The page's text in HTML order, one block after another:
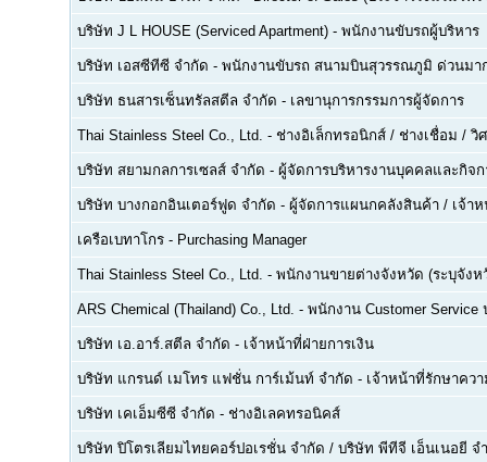
บริษัท J L HOUSE (Serviced Apartment) - พนักงานขับรถผู้บริหาร
บริษัท เอสซีทีซี จำกัด - พนักงานขับรถ สนามบินสุวรรณภูมิ ด่วนมา
บริษัท ธนสารเซ็นทรัลสตีล จำกัด - เลขานุการกรรมการผู้จัดการ
Thai Stainless Steel Co., Ltd. - ช่างอิเล็กทรอนิกส์ / ช่างเชื่อม / วิ
บริษัท สยามกลการเซลส์ จำกัด - ผู้จัดการบริหารงานบุคคลและกิจก
บริษัท บางกอกอินเตอร์ฟูด จำกัด - ผู้จัดการแผนกคลังสินค้า / เจ้า
เครือเบทาโกร - Purchasing Manager
Thai Stainless Steel Co., Ltd. - พนักงานขายต่างจังหวัด (ระบุจังห
ARS Chemical (Thailand) Co., Ltd. - พนักงาน Customer Service
บริษัท เอ.อาร์.สตีล จำกัด - เจ้าหน้าที่ฝ่ายการเงิน
บริษัท แกรนด์ เมโทร แฟชั่น การ์เม้นท์ จำกัด - เจ้าหน้าที่รักษาคว
บริษัท เคเอ็มซีซี จำกัด - ช่างอิเลคทรอนิคส์
บริษัท ปิโตรเลียมไทยคอร์ปอเรชั่น จำกัด / บริษัท พีทีจี เอ็นเนอยี จ